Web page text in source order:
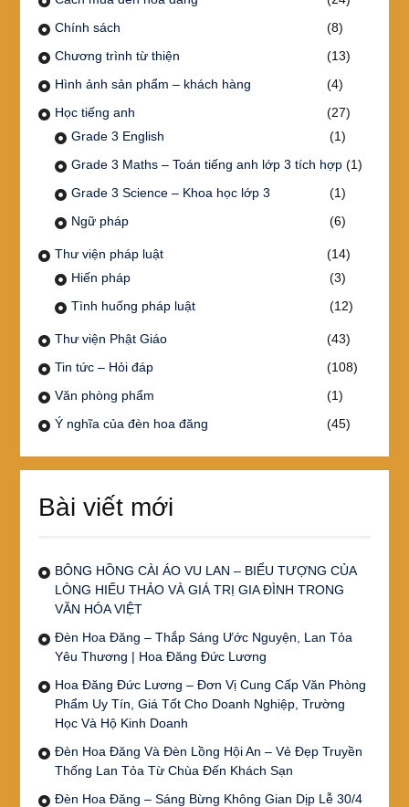
Chính sách
(8)
Chương trình từ thiện
(13)
Hình ảnh sản phẩm – khách hàng
(4)
Học tiếng anh
(27)
Grade 3 English
(1)
Grade 3 Maths – Toán tiếng anh lớp 3 tích hợp(1)
Grade 3 Science – Khoa học lớp 3
(1)
Ngữ pháp
(6)
Thư viện pháp luật
(14)
Hiến pháp
(3)
Tình huống pháp luật
(12)
Thư viện Phật Giáo
(43)
Tin tức – Hỏi đáp
(108)
Văn phòng phẩm
(1)
Ý nghĩa của đèn hoa đăng
(45)
Bài viết mới
BÔNG HỒNG CÀI ÁO VU LAN – BIỂU TƯỢNG CỦA
LÒNG HIẾU THẢO VÀ GIÁ TRỊ GIA ĐÌNH TRONG
VĂN HÓA VIỆT
Đèn Hoa Đăng – Thắp Sáng Ước Nguyện, Lan Tỏa
Yêu Thương | Hoa Đăng Đức Lương
Hoa Đăng Đức Lương – Đơn Vị Cung Cấp Văn Phòng
Phẩm Uy Tín, Giá Tốt Cho Doanh Nghiệp, Trường
Học Và Hộ Kinh Doanh
Đèn Hoa Đăng Và Đèn Lồng Hội An – Vẻ Đẹp Truyền
Thống Lan Tỏa Từ Chùa Đến Khách Sạn
Đèn Hoa Đăng – Sáng Bừng Không Gian Dịp Lễ 30/4